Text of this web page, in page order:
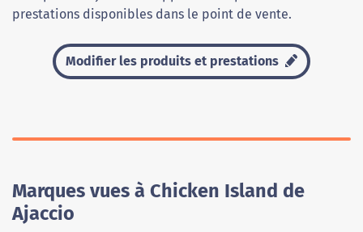
prestations disponibles dans le point de vente.
Modifier les produits et prestations
Marques vues à Chicken Island de
Ajaccio